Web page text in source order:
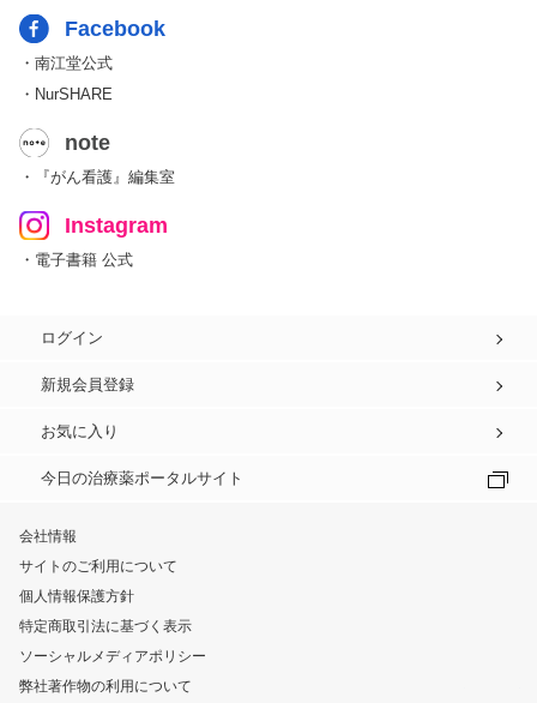
Facebook
・南江堂公式
・NurSHARE
note
・『がん看護』編集室
Instagram
・電子書籍 公式
ログイン
新規会員登録
お気に入り
今日の治療薬ポータルサイト
会社情報
サイトのご利用について
個人情報保護方針
特定商取引法に基づく表示
ソーシャルメディアポリシー
弊社著作物の利用について